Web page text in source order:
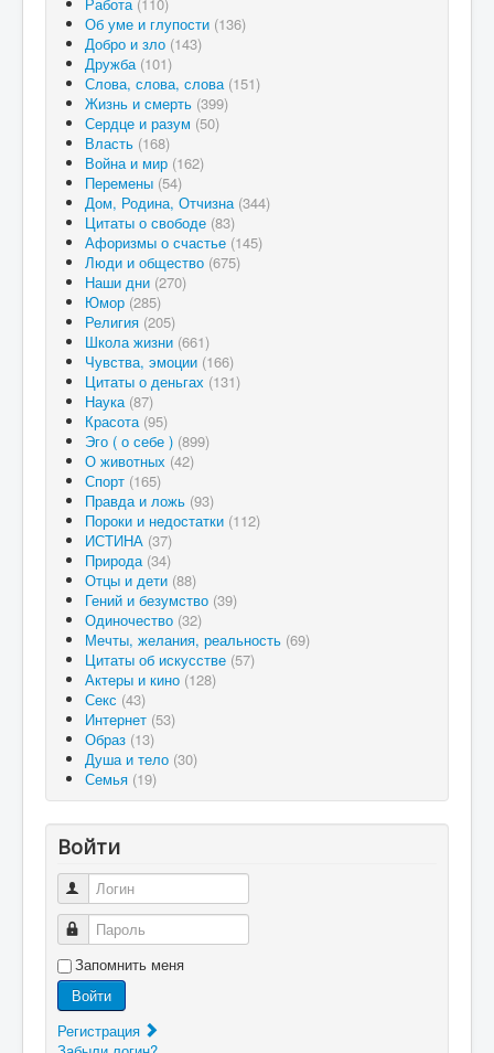
Об уме и глупости (136)
Добро и зло (143)
Дружба (101)
Слова, слова, слова (151)
Жизнь и смерть (399)
Сердце и разум (50)
Власть (168)
Война и мир (162)
Перемены (54)
Дом, Родина, Отчизна (344)
Цитаты о свободе (83)
Афоризмы о счастье (145)
Люди и общество (675)
Наши дни (270)
Юмор (285)
Религия (205)
Школа жизни (661)
Чувства, эмоции (166)
Цитаты о деньгах (131)
Наука (87)
Красота (95)
Эго ( о себе ) (899)
О животных (42)
Спорт (165)
Правда и ложь (93)
Пороки и недостатки (112)
ИСТИНА (37)
Природа (34)
Отцы и дети (88)
Гений и безумство (39)
Одиночество (32)
Мечты, желания, реальность (69)
Цитаты об искусстве (57)
Актеры и кино (128)
Секс (43)
Интернет (53)
Образ (13)
Душа и тело (30)
Семья (19)
Войти
Логин
Пароль
Запомнить меня
Войти
Регистрация